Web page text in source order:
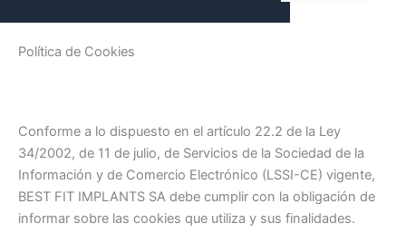
Política de Cookies
Conforme a lo dispuesto en el artículo 22.2 de la Ley
34/2002, de 11 de julio, de Servicios de la Sociedad de la
Información y de Comercio Electrónico (LSSI-CE) vigente,
BEST FIT IMPLANTS SA debe cumplir con la obligación de
informar sobre las cookies que utiliza y sus finalidades.